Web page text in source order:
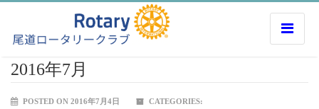
2016年7月
POSTED ON 2016年7月4日
CATEGORIES: